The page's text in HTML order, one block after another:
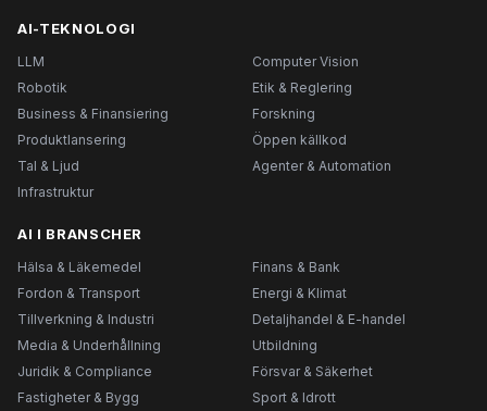
AI-TEKNOLOGI
LLM
Computer Vision
Robotik
Etik & Reglering
Business & Finansiering
Forskning
Produktlansering
Öppen källkod
Tal & Ljud
Agenter & Automation
Infrastruktur
AI I BRANSCHER
Hälsa & Läkemedel
Finans & Bank
Fordon & Transport
Energi & Klimat
Tillverkning & Industri
Detaljhandel & E-handel
Media & Underhållning
Utbildning
Juridik & Compliance
Försvar & Säkerhet
Fastigheter & Bygg
Sport & Idrott